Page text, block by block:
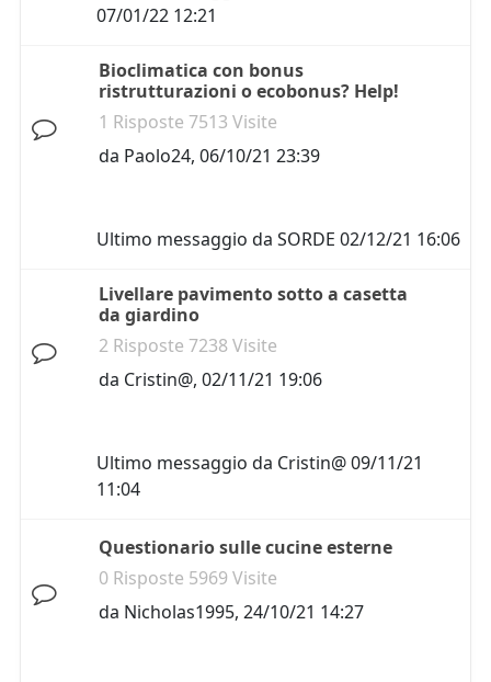
07/01/22 12:21
Bioclimatica con bonus
ristrutturazioni o ecobonus? Help!
1 Risposte 7513 Visite
da Paolo24, 06/10/21 23:39
Ultimo messaggio da SORDE 02/12/21 16:06
Livellare pavimento sotto a casetta
da giardino
2 Risposte 7238 Visite
da Cristin@, 02/11/21 19:06
Ultimo messaggio da Cristin@09/11/21
11:04
Questionario sulle cucine esterne
0 Risposte 5969 Visite
da Nicholas1995, 24/10/21 14:27